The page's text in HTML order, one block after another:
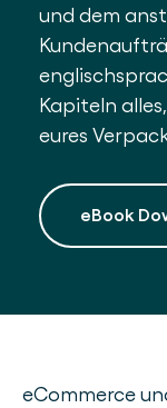
und dem
Kapiteln
eures
eBook
eCommerce